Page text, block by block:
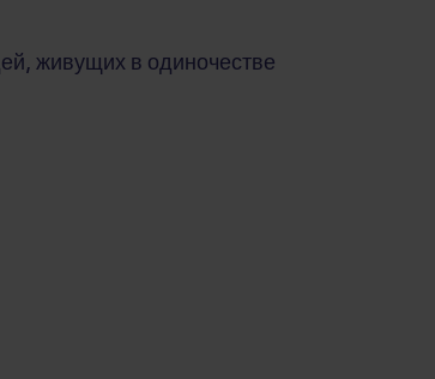
живущих в одиночестве